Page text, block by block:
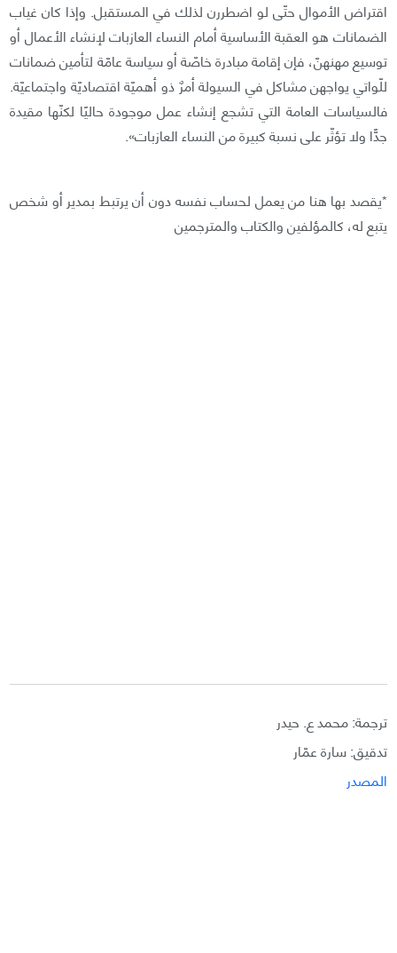
اقتراض الأموال حتّى لو اضطررن لذلك في المستقبل. وإذا كان غياب
الضمانات هو العقبة الأساسية أمام النساء العازبات لإنشاء الأعمال أو
توسيع مهنهنّ، فإن إقامة مبادرة خاصّة أو سياسة عامّة لتأمين ضمانات
للّواتي يواجهن مشاكل في السيولة أمرٌ ذو أهميّة اقتصاديّة واجتماعيّة.
فالسياسات العامة التي تشجع إنشاء عمل موجودة حاليًا لكنّها مقيدة
جدًّا ولا تؤثّر على نسبة كبيرة من النساء العازبات».
*يقصد بها هنا من يعمل لحساب نفسه دون أن يرتبط بمدير أو شخص
يتبع له، كالمؤلفين والكتاب والمترجمين
ترجمة: محمد ع. حيدر
تدقيق: سارة عمّار
المصدر